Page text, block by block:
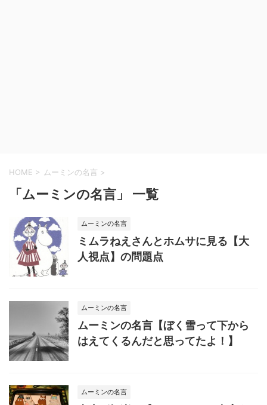
HOME > ムーミンの名言 >
「ムーミンの名言」 一覧
ムーミンの名言
ミムラねえさんとホムサに見る【大
人視点】の問題点
ムーミンの名言
ムーミンの名言【ぼく雪って下から
はえてくるんだと思ってたよ！】
ムーミンの名言